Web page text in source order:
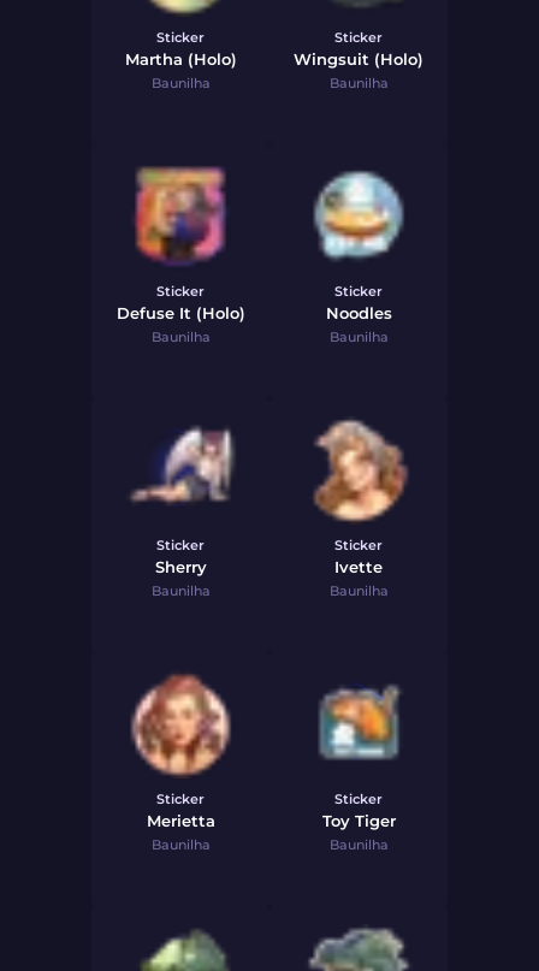
Sticker
Martha (Holo)
Baunilha
Sticker
Wingsuit (Holo)
Baunilha
Sticker
Defuse It (Holo)
Baunilha
Sticker
Noodles
Baunilha
Sticker
Sherry
Baunilha
Sticker
Ivette
Baunilha
Sticker
Merietta
Baunilha
Sticker
Toy Tiger
Baunilha